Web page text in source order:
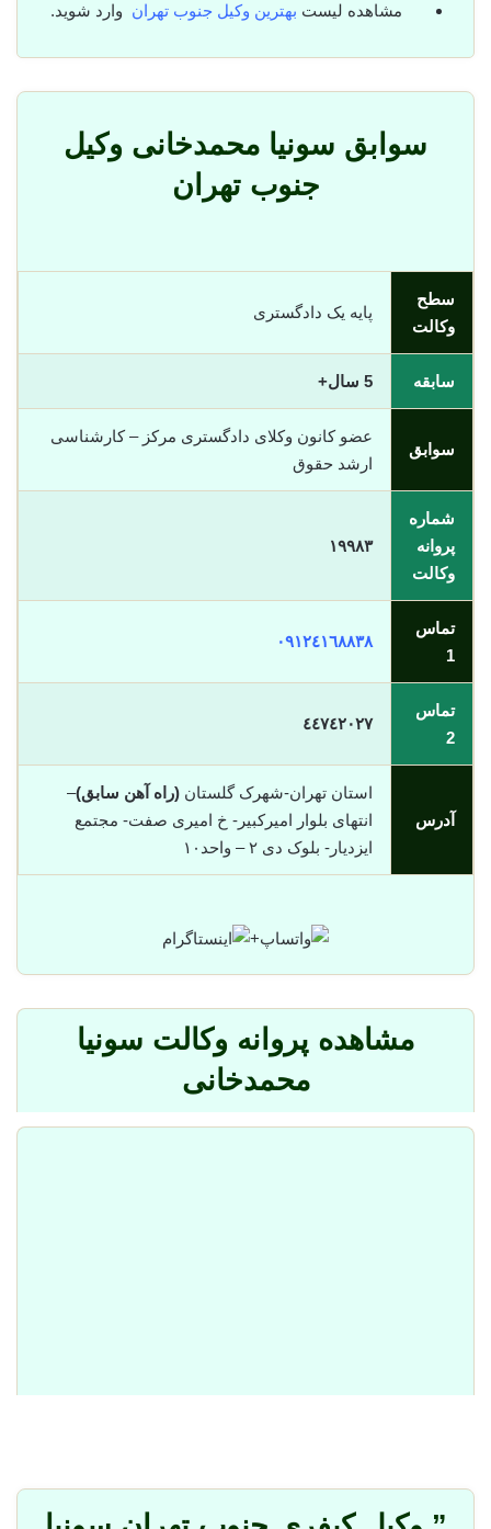
مشاهده لیست بهترین وکیل جنوب تهران وارد شوید.
سوابق سونیا محمدخانی وکیل
جنوب تهران
سطح
وکالت
پایه یک دادگستری
سابقه 5 سال+
سوابق
عضو کانون وکلای دادگستری مرکز – کارشناسی
ارشد حقوق
شماره
پروانه
وکالت
١٩٩٨٣
تماس
1
٠٩١٢٤١٦٨٨٣٨
تماس
2
٤٤٧٤٢٠٢٧
آدرس
استان تهران-شهرک گلستان (راه آهن سابق)–
انتهای بلوار امیرکبیر- خ امیری صفت- مجتمع
ایزدیار- بلوک دی ٢ – واحد١٠
+
مشاهده پروانه وکالت سونیا
محمدخانی